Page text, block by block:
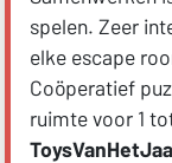
spelen. Zeer
elke escape
Coöperatief
ruimte voor 1